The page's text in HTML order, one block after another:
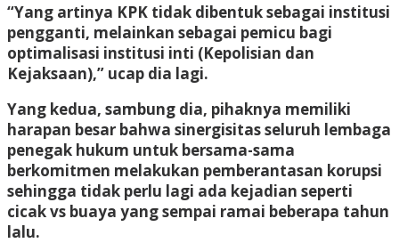
“Yang artinya KPK tidak dibentuk sebagai institusi
pengganti, melainkan sebagai pemicu bagi
optimalisasi institusi inti (Kepolisian dan
Kejaksaan),” ucap dia lagi.
Yang kedua, sambung dia, pihaknya memiliki
harapan besar bahwa sinergisitas seluruh lembaga
penegak hukum untuk bersama-sama
berkomitmen melakukan pemberantasan korupsi
sehingga tidak perlu lagi ada kejadian seperti
cicak vs buaya yang sempai ramai beberapa tahun
lalu.